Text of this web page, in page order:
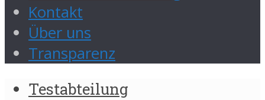
Kontakt
Über uns
Transparenz
Testabteilung